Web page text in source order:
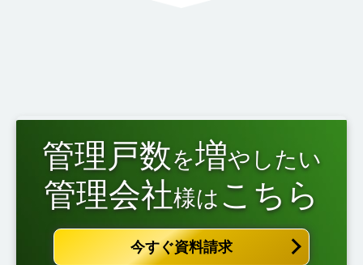
管理戸数を増やしたい
管理会社様は こちら
今すぐ資料請求